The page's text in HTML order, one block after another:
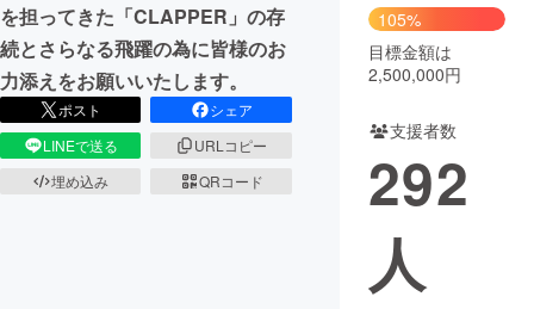
CAMPFIRE for Social Good
CAMPFIRE Creation
CAMPFIREふるさと納税
コミュニティ
を担ってきた「CLAPPER」の存
続とさらなる飛躍の為に皆様のお
力添えをお願いいたします。
ポスト
シェア
LINEで送る
URLコピー
埋め込み
QRコード
105%
目標金額は
2,500,000円
支援者数
292
人